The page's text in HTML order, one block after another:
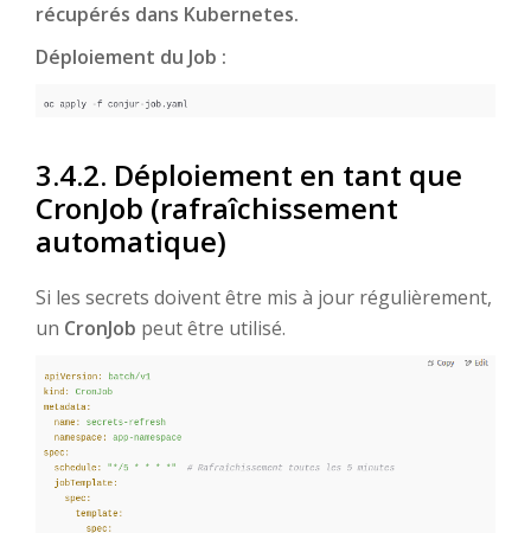
récupérés dans Kubernetes.
Déploiement du Job :
3.4.2. Déploiement en tant que
CronJob (rafraîchissement
automatique)
Si les secrets doivent être mis à jour régulièrement,
un CronJob peut être utilisé.